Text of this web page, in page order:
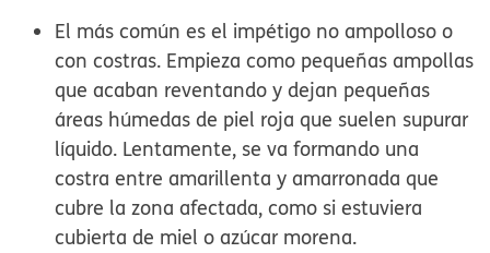
El más común es el impétigo no ampolloso o
con costras. Empieza como pequeñas ampollas
que acaban reventando y dejan pequeñas
áreas húmedas de piel roja que suelen supurar
líquido. Lentamente, se va formando una
costra entre amarillenta y amarronada que
cubre la zona afectada, como si estuviera
cubierta de miel o azúcar morena.